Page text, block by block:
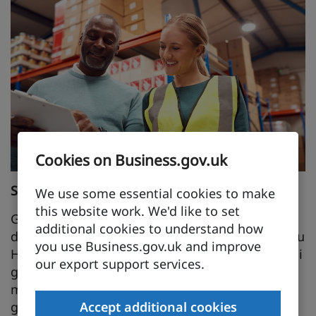
Cookies on Business.gov.uk
We use some essential cookies to make
this website work. We'd like to set
additional cookies to understand how
you use Business.gov.uk and improve
our export support services.
Accept additional cookies
Sefydlu Hyb Ieuenctid newydd
Gall cyflogwyr gynnal Hyb Ieuenctid drwy
ddarparu lle i bobl ifanc (16-24) a gweithio gyda'u
Harweinydd Gwasanaeth lleol i helpu pobl ifanc i
gael gwaith. Mae cyflogwyr yn darparu'r safle ac
mae'r Ganolfan Byd Gwaith yn darparu anogwyr
gwaith ar y safle a chefnogaeth partneriaeth.